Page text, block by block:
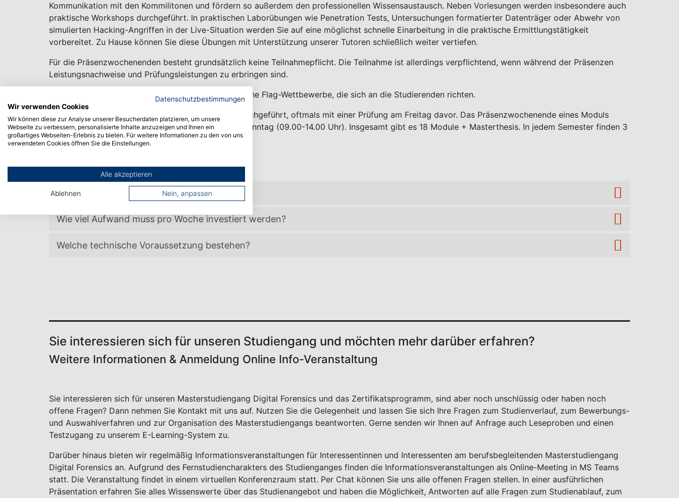
Kommunikation mit den Kommilitonen und fördern so außerdem den professionellen Wissensaustausch. Neben Vorlesungen werden insbesondere auch
praktische Workshops durchgeführt. In praktischen Laborübungen wie Penetration Tests, Untersuchungen formatierter Datenträger oder Abwehr von
simulierten Hacking-Angriffen in der Live-Situation werden Sie auf eine möglichst schnelle Einarbeitung in die praktische Ermittlungstätigkeit
vorbereitet. Zu Hause können Sie diese Übungen mit Unterstützung unserer Tutoren schließlich weiter vertiefen.
Für die Präsenzwochenenden besteht grundsätzlich keine Teilnahmepflicht. Die Teilnahme ist allerdings verpflichtend, wenn während der Präsenzen
Leistungsnachweise und Prüfungsleistungen zu erbringen sind.
Viele unserer Module enthalten spannende Capture the Flag-Wettbewerbe, die sich an die Studierenden richten.
Pro Modul wird ein Präsenzwochenende (Sa/So) durchgeführt, oftmals mit einer Prüfung am Freitag davor. Das Präsenzwochenende eines Moduls
erstreckt sich auf Samstag (09.00-18.00 Uhr) und Sonntag (09.00-14.00 Uhr). Insgesamt gibt es 18 Module + Masterthesis. In jedem Semester finden 3
Module statt.
Wie sehen die Unterrichtsmaterialien aus?
Wie viel Aufwand muss pro Woche investiert werden?
Welche technische Voraussetzung bestehen?
Sie interessieren sich für unseren Studiengang und möchten mehr darüber erfahren?
Weitere Informationen & Anmeldung Online Info-Veranstaltung
Sie interessieren sich für unseren Masterstudiengang Digital Forensics und das Zertifikatsprogramm, sind aber noch unschlüssig oder haben noch
offene Fragen? Dann nehmen Sie Kontakt mit uns auf. Nutzen Sie die Gelegenheit und lassen Sie sich Ihre Fragen zum Studienverlauf, zum Bewerbungs-
und Auswahlverfahren und zur Organisation des Masterstudiengangs beantworten. Gerne senden wir Ihnen auf Anfrage auch Leseproben und einen
Testzugang zu unserem E-Learning-System zu.
Darüber hinaus bieten wir regelmäßig Informationsveranstaltungen für Interessentinnen und Interessenten am berufsbegleitenden Masterstudiengang
Digital Forensics an. Aufgrund des Fernstudiencharakters des Studienganges finden die Informationsveranstaltungen als Online-Meeting in MS Teams
statt. Die Veranstaltung findet in einem virtuellen Konferenzraum statt. Per Chat können Sie uns alle offenen Fragen stellen. In einer ausführlichen
Präsentation erfahren Sie alles Wissenswerte über das Studienangebot und haben die Möglichkeit, Antworten auf alle Fragen zum Studienablauf, zum
Datenschutzbestimmungen
Wir verwenden Cookies
Wir können diese zur Analyse unserer Besucherdaten platzieren, um unsere
Webseite zu verbessern, personalisierte Inhalte anzuzeigen und Ihnen ein
großartiges Webseiten-Erlebnis zu bieten. Für weitere Informationen zu den von uns
verwendeten Cookies öffnen Sie die Einstellungen.
Alle akzeptieren
Ablehnen Nein, anpassen